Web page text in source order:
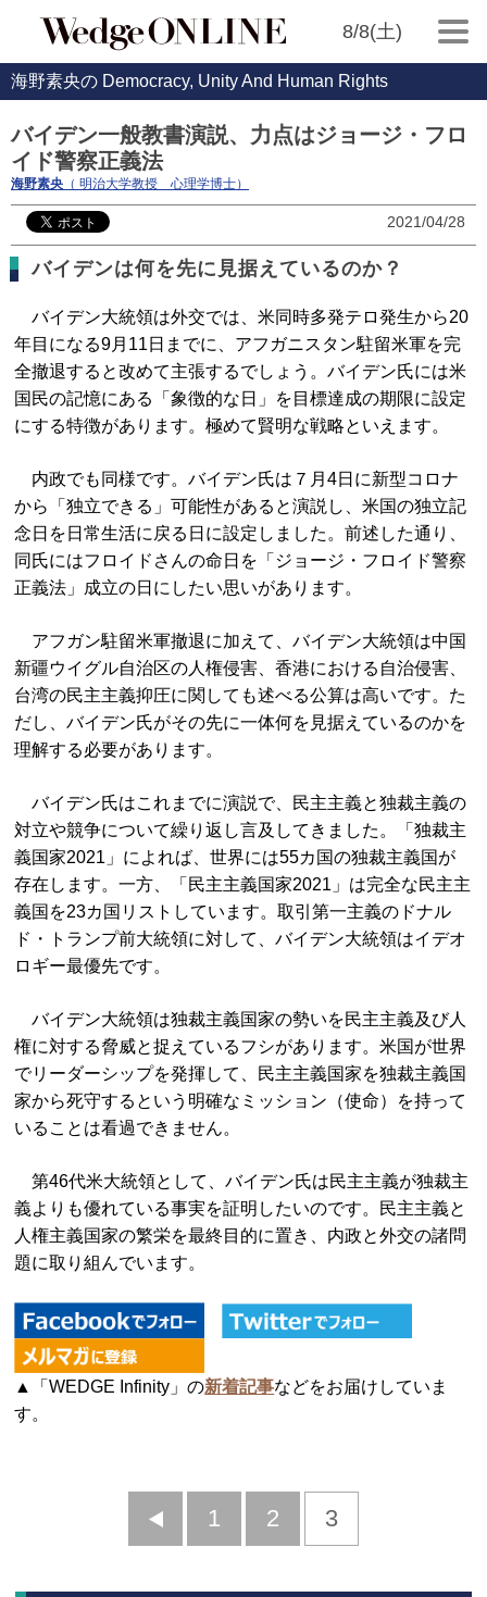
8/8(土)
海野素央の Democracy, Unity And Human Rights
バイデン一般教書演説、力点はジョージ・フロ
イド警察正義法
海野素央 （ 明治大学教授 心理学博士）
2021/04/28
バイデンは何を先に見据えているのか？
バイデン大統領は外交では、米同時多発テロ発生から20
年目になる9月11日までに、アフガニスタン駐留米軍を完
全撤退すると改めて主張するでしょう。バイデン氏には米
国民の記憶にある「象徴的な日」を目標達成の期限に設定
にする特徴があります。極めて賢明な戦略といえます。
内政でも同様です。バイデン氏は７月4日に新型コロナ
から「独立できる」可能性があると演説し、米国の独立記
念日を日常生活に戻る日に設定しました。前述した通り、
同氏にはフロイドさんの命日を「ジョージ・フロイド警察
正義法」成立の日にしたい思いがあります。
アフガン駐留米軍撤退に加えて、バイデン大統領は中国
新疆ウイグル自治区の人権侵害、香港における自治侵害、
台湾の民主主義抑圧に関しても述べる公算は高いです。た
だし、バイデン氏がその先に一体何を見据えているのかを
理解する必要があります。
バイデン氏はこれまでに演説で、民主主義と独裁主義の
対立や競争について繰り返し言及してきました。「独裁主
義国家2021」によれば、世界には55カ国の独裁主義国が
存在します。一方、「民主主義国家2021」は完全な民主主
義国を23カ国リストしています。取引第一主義のドナル
ド・トランプ前大統領に対して、バイデン大統領はイデオ
ロギー最優先です。
バイデン大統領は独裁主義国家の勢いを民主主義及び人
権に対する脅威と捉えているフシがあります。米国が世界
でリーダーシップを発揮して、民主主義国家を独裁主義国
家から死守するという明確なミッション（使命）を持って
いることは看過できません。
第46代米大統領として、バイデン氏は民主主義が独裁主
義よりも優れている事実を証明したいのです。民主主義と
人権主義国家の繁栄を最終目的に置き、内政と外交の諸問
題に取り組んでいます。
▲「WEDGE Infinity」の新着記事などをお届けしていま
す。
前
1 2 3